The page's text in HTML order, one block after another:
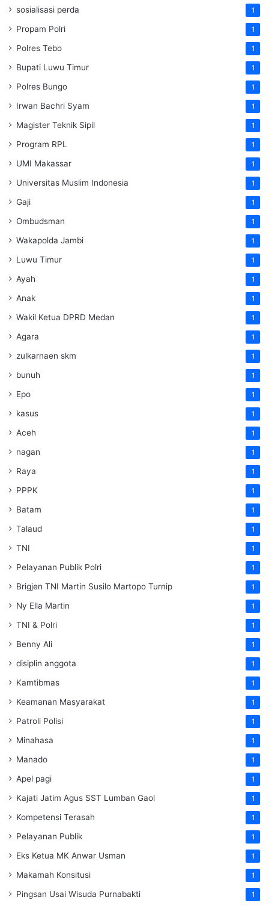
sosialisasi perda 1
Propam Polri 1
Polres Tebo 1
Bupati Luwu Timur 1
Polres Bungo 1
Irwan Bachri Syam 1
Magister Teknik Sipil 1
Program RPL 1
UMI Makassar 1
Universitas Muslim Indonesia 1
Gaji 1
Ombudsman 1
Wakapolda Jambi 1
Luwu Timur 1
Ayah 1
Anak 1
Wakil Ketua DPRD Medan 1
Agara 1
zulkarnaen skm 1
bunuh 1
Epo 1
kasus 1
Aceh 1
nagan 1
Raya 1
PPPK 1
Batam 1
Talaud 1
TNI 1
Pelayanan Publik Polri 1
Brigjen TNI Martin Susilo Martopo Turnip 1
Ny Ella Martin 1
TNI & Polri 1
Benny Ali 1
disiplin anggota 1
Kamtibmas 1
Keamanan Masyarakat 1
Patroli Polisi 1
Minahasa 1
Manado 1
Apel pagi 1
Kajati Jatim Agus SST Lumban Gaol 1
Kompetensi Terasah 1
Pelayanan Publik 1
Eks Ketua MK Anwar Usman 1
Makamah Konsitusi 1
Pingsan Usai Wisuda Purnabakti 1